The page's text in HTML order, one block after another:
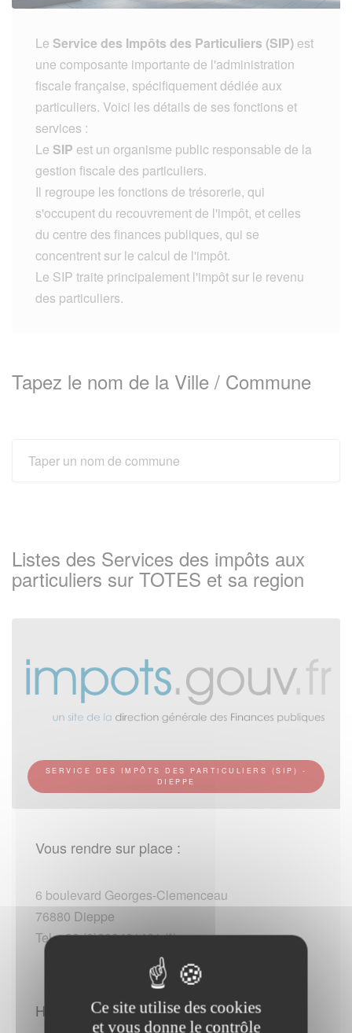
Le Service des Impôts des Particuliers (SIP) est
une composante importante de l'administration
fiscale française, spécifiquement dédiée aux
particuliers. Voici les détails de ses fonctions et
services :
Le SIP est un organisme public responsable de la
gestion fiscale des particuliers.
Il regroupe les fonctions de trésorerie, qui
s'occupent du recouvrement de l'impôt, et celles
du centre des finances publiques, qui se
concentrent sur le calcul de l'impôt.
Le SIP traite principalement l'impôt sur le revenu
des particuliers.
Tapez le nom de la Ville / Commune
Listes des Services des impôts aux
particuliers sur TOTES et sa region
SERVICE DES IMPÔTS DES PARTICULIERS (SIP) -
DIEPPE
Vous rendre sur place :
6 boulevard Georges-Clemenceau
76880 Dieppe
Tel :+33 (0)809401401 (*)
Horaires d'ouverture :
Ce site utilise des cookies
et vous donne le contrôle